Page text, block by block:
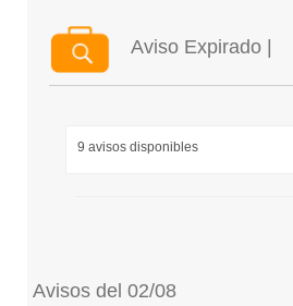
Aviso Expirado |
9 avisos disponibles
Avisos del 02/08